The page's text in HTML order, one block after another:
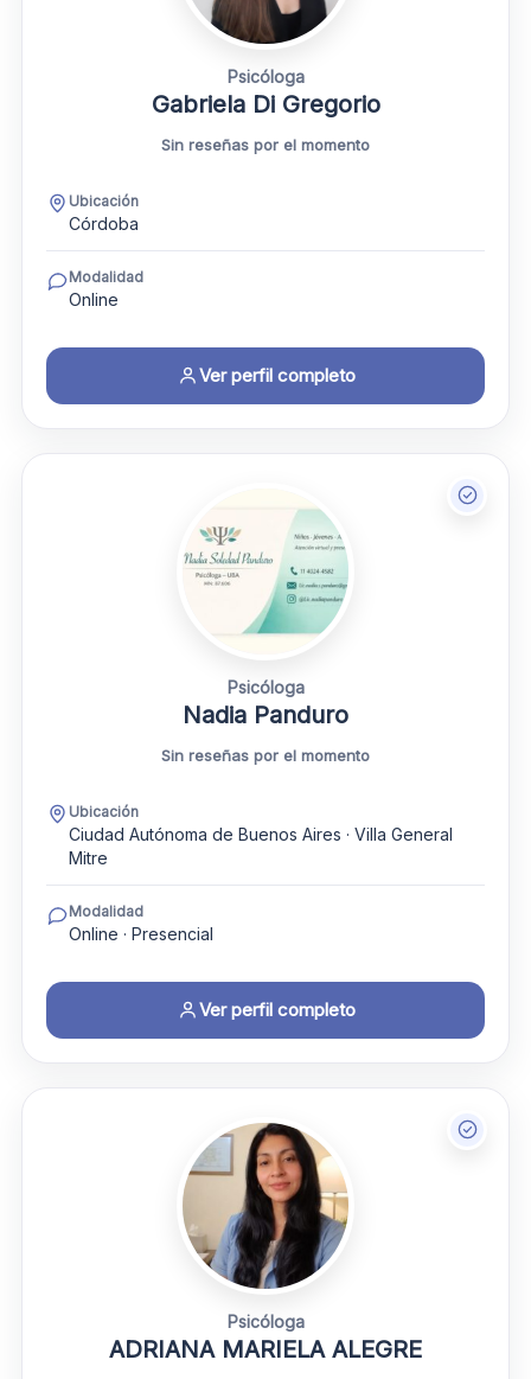
Psicóloga
Gabriela Di Gregorio
Sin reseñas por el momento
Ubicación
Córdoba
Modalidad
Online
Ver perfil completo
Psicóloga
Nadia Panduro
Sin reseñas por el momento
Ubicación
Ciudad Autónoma de Buenos Aires · Villa General
Mitre
Modalidad
Online · Presencial
Ver perfil completo
Psicóloga
ADRIANA MARIELA ALEGRE